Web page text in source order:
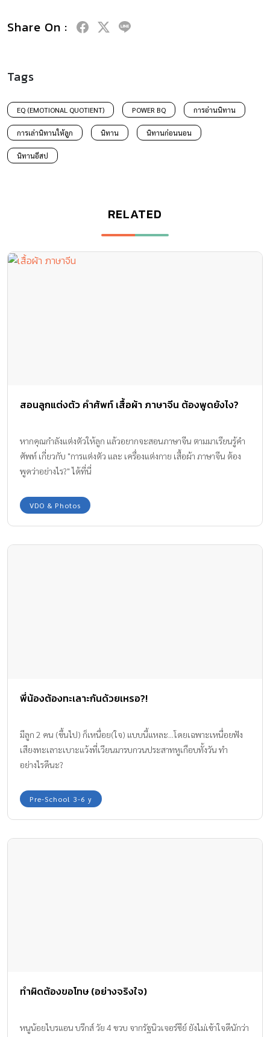
Share On :
Tags
EQ (EMOTIONAL QUOTIENT) POWER BQ การอ่านนิทาน
การเล่านิทานให้ลูก นิทาน นิทานก่อนนอน
นิทานอีสป
RELATED
สอนลูกแต่งตัว คำศัพท์ เสื้อผ้า ภาษาจีน ต้องพูดยังไง?
หากคุณกำลังแต่งตัวให้ลูก แล้วอยากจะสอนภาษาจีน ตามมาเรียนรู้คำ
ศัพท์ เกี่ยวกับ "การแต่งตัว และ เครื่องแต่งกาย เสื้อผ้า ภาษาจีน ต้อง
พูดว่าอย่างไร?" ได้ที่นี่
VDO & Photos
พี่น้องต้องทะเลาะกันด้วยเหรอ?!
มีลูก 2 คน (ขึ้นไป) ก็เหนื่อย(ใจ) แบบนี้แหละ...โดยเฉพาะเหนื่อยฟัง
เสียงทะเลาะเบาะแว้งที่เวียนมารบกวนประสาทหูเกือบทั้งวัน ทำ
อย่างไรดีนะ?
Pre-School 3-6 y
ทำผิดต้องขอโทษ (อย่างจริงใจ)
หนูน้อยไบรแอน บรีกส์ วัย 4 ขวบ จากรัฐนิวเจอร์ซีย์ ยังไม่เข้าใจดีนักว่า